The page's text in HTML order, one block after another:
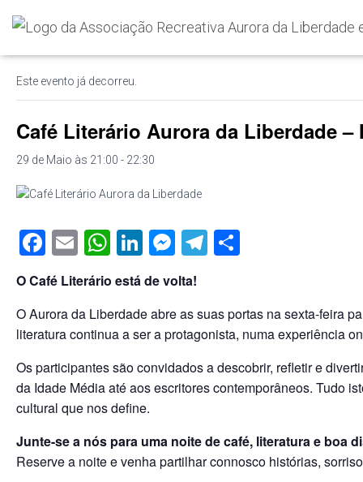
Este evento já decorreu.
Café Literário Aurora da Liberdade –
29 de Maio às 21:00 - 22:30
F
a
c
e
b
o
o
k
E
m
ail
W
h
at
s
A
p
p
Li
n
k
e
dI
n
M
e
ss
e
n
g
er
T
gr
a
m
e
O Café Literário está de volta!
O Aurora da Liberdade abre as suas portas na sexta-feira
literatura continua a ser a protagonista, numa experiência
Os participantes são convidados a descobrir, refletir e
da Idade Média até aos escritores contemporâneos. Tudo
cultural que nos define.
Junte-se a nós para uma noite de café, literatura e boa
Reserve a noite e venha partilhar connosco histórias,